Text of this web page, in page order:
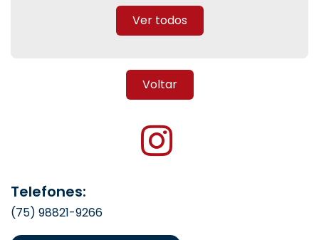
Ver todos
Voltar
Telefones:
(75) 98821-9266